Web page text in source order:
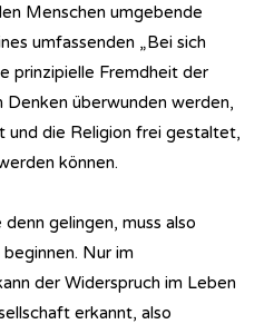
Menschen umgebende
umfassenden „Bei sich
prinzipielle Fremdheit der
Denken überwunden werden,
und die Religion frei gestaltet,
können.
gelingen, muss also
Nur im
der Widerspruch im Leben
erkannt, also